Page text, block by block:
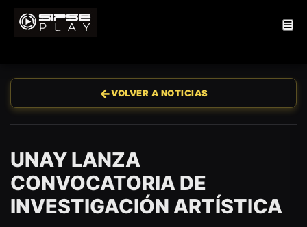
←VOLVER A NOTICIAS
UNAY LANZA
CONVOCATORIA DE
INVESTIGACIÓN ARTÍSTICA